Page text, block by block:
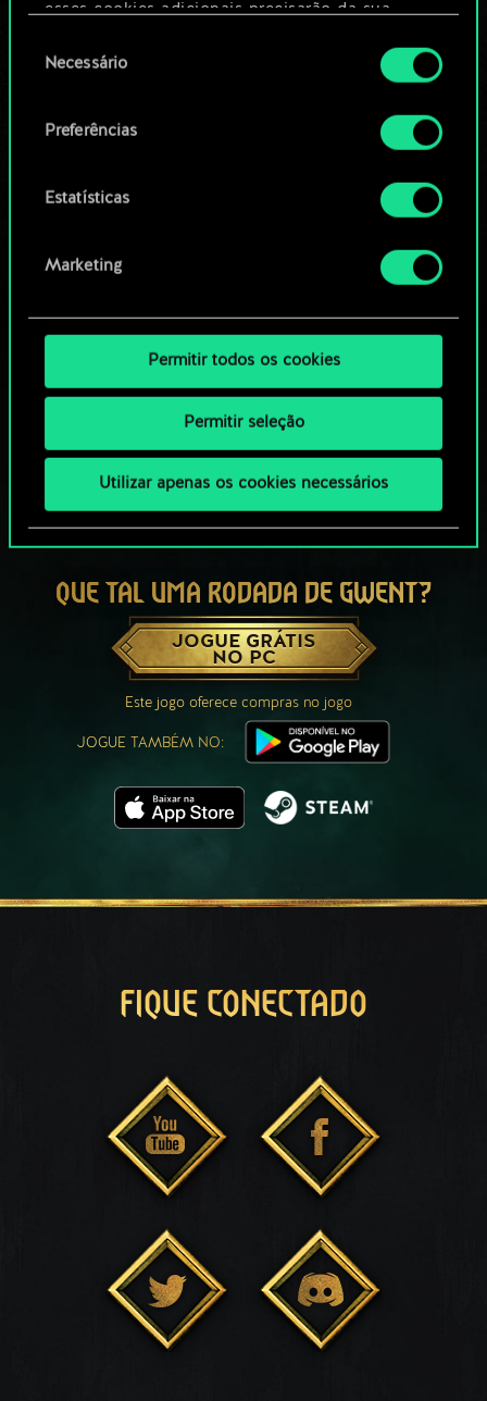
esses cookies adicionais precisarão da sua
Você encontrará todos os detalhes sobre o uso
de cookies e poderá ajustar as suas preferências
no menu "Configurações" abaixo.
deNecessário
Preferências
Estatísticas
Marketing
Permitir todos os cookies
Permitir seleção
Utilizar apenas os cookies necessários
Navegue pelos baralhos da
QUE TAL UMA RODADA DE GWENT?
JOGUE GRÁTIS
NO PC
Este jogo oferece compras no jogo
JOGUE TAMBÉM NO:
FIQUE CONECTADO